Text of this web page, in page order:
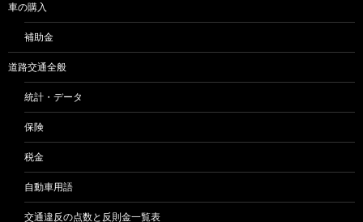
車の購入
補助金
道路交通全般
統計・データ
保険
税金
自動車用語
交通違反の点数と反則金一覧表